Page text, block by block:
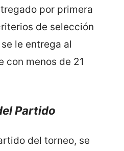
por primera
de selección
le entrega al
con menos de 21
Partido
del torneo, se